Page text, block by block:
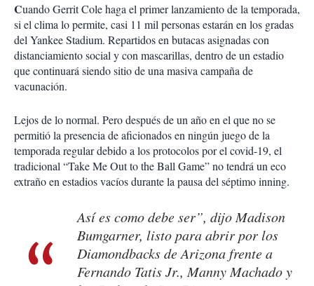
Cuando Gerrit Cole haga el primer lanzamiento de la temporada,
si el clima lo permite, casi 11 mil personas estarán en los gradas
del Yankee Stadium. Repartidos en butacas asignadas con
distanciamiento social y con mascarillas, dentro de un estadio
que continuará siendo sitio de una masiva campaña de
vacunación.
Lejos de lo normal. Pero después de un año en el que no se
permitió la presencia de aficionados en ningún juego de la
temporada regular debido a los protocolos por el covid-19, el
tradicional “Take Me Out to the Ball Game” no tendrá un eco
extraño en estadios vacíos durante la pausa del séptimo inning.
Así es como debe ser”, dijo Madison
Bumgarner, listo para abrir por los
Diamondbacks de Arizona frente a
Fernando Tatis Jr., Manny Machado y